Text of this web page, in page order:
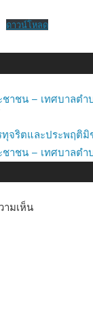
ดาวน์โหลด
ชาชน – เทศบาลตำ
รทุจริตและประพฤ
ชาชน – เทศบาลตำ
ามเห็น